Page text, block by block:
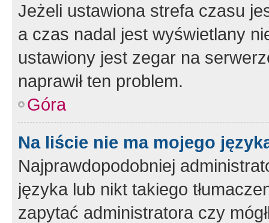
Jeżeli ustawiona strefa czasu
a czas nadal jest wyświetlany
ustawiony jest zegar na
naprawił ten problem.
Góra
Na liście nie ma mojego
Najprawdopodobniej
języka lub nikt takiego
zapytać administratora czy